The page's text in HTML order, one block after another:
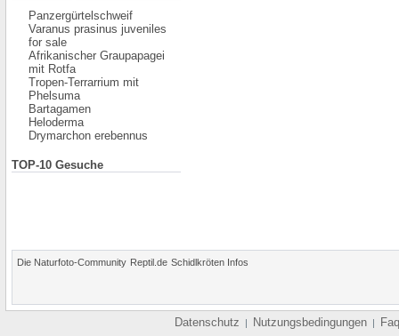
Panzergürtelschweif
Varanus prasinus juveniles
for sale
Afrikanischer Graupapagei
mit Rotfa
Tropen-Terrarrium mit
Phelsuma
Bartagamen
Heloderma
Drymarchon erebennus
TOP-10 Gesuche
Die Naturfoto-Community Reptil.de Schidlkröten Infos
Datenschutz | Nutzungsbedingungen | Faq